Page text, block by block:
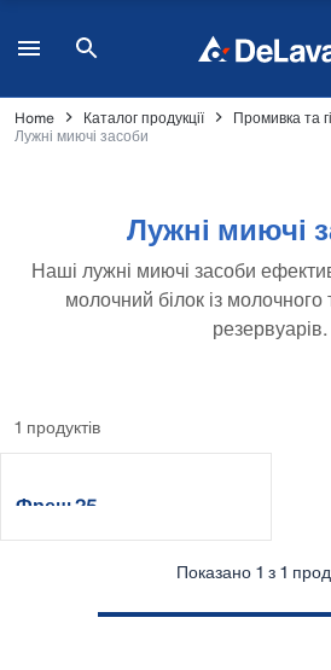
Home Каталог продукції Промивка та
Лужні миючі засоби
Лужні миючі
Наші лужні миючі засоби
молочний білок із
резервуарів.
1 продуктів
Фреш 25
Показано 1 з 1